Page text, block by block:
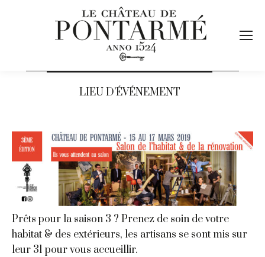
LIEU D’ÉVÉNEMENT
Prêts pour la saison 3 ? Prenez de soin de votre
habitat & des extérieurs, les artisans se sont mis sur
leur 31 pour vous accueillir.